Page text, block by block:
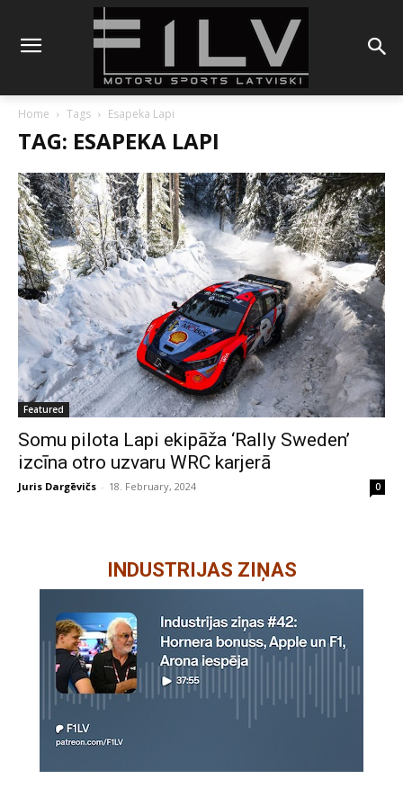
Home Tags Esapeka Lapi
TAG: ESAPEKA LAPI
Featured
Somu pilota Lapi ekipāža ‘Rally Sweden’
izcīna otro uzvaru WRC karjerā
Juris Dargēvičs - 18. February, 2024 0
INDUSTRIJAS ZIŅAS